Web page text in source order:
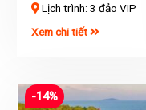
Lịch trình: 3 đảo VIP
Xem chi tiết
-14%